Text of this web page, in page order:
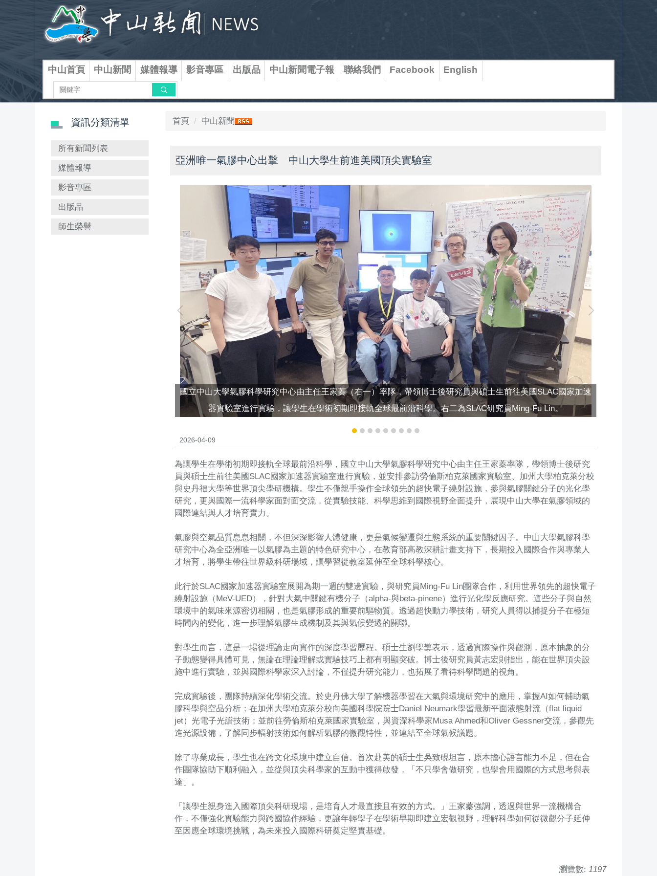
區
中山首頁 中山新聞 媒體報導 影音專區 出版品 中山新聞電子報 聯絡我們 Facebook English
搜尋
資訊分類清單
所有新聞列表
媒體報導
影音專區
出版品
師生榮譽
首頁 中山新聞
亞洲唯一氣膠中心出擊 中山大學生前進美國頂尖實驗室
國立中山大學氣膠科學研究中心由主任王家蓁（右一）率隊，帶領博士後研究員與碩士生前往美國SLAC國家加速
器實驗室進行實驗，讓學生在學術初期即接軌全球最前沿科學。右二為SLAC研究員Ming-Fu Lin。
2026-04-09
為讓學生在學術初期即接軌全球最前沿科學，國立中山大學氣膠科學研究中心由主任王家蓁率隊，帶領博士後研究
員與碩士生前往美國SLAC國家加速器實驗室進行實驗，並安排參訪勞倫斯柏克萊國家實驗室、加州大學柏克萊分校
與史丹福大學等世界頂尖學研機構。學生不僅親手操作全球領先的超快電子繞射設施，參與氣膠關鍵分子的光化學
研究，更與國際一流科學家面對面交流，從實驗技能、科學思維到國際視野全面提升，展現中山大學在氣膠領域的
國際連結與人才培育實力。
氣膠與空氣品質息息相關，不但深深影響人體健康，更是氣候變遷與生態系統的重要關鍵因子。中山大學氣膠科學
研究中心為全亞洲唯一以氣膠為主題的特色研究中心，在教育部高教深耕計畫支持下，長期投入國際合作與專業人
才培育，將學生帶往世界級科研場域，讓學習從教室延伸至全球科學核心。
此行於SLAC國家加速器實驗室展開為期一週的雙邊實驗，與研究員Ming-Fu Lin團隊合作，利用世界領先的超快電子
繞射設施（MeV-UED），針對大氣中關鍵有機分子（alpha-與beta-pinene）進行光化學反應研究。這些分子與自然
環境中的氣味來源密切相關，也是氣膠形成的重要前驅物質。透過超快動力學技術，研究人員得以捕捉分子在極短
時間內的變化，進一步理解氣膠生成機制及其與氣候變遷的關聯。
對學生而言，這是一場從理論走向實作的深度學習歷程。碩士生劉學檠表示，透過實際操作與觀測，原本抽象的分
子動態變得具體可見，無論在理論理解或實驗技巧上都有明顯突破。博士後研究員黃志宏則指出，能在世界頂尖設
施中進行實驗，並與國際科學家深入討論，不僅提升研究能力，也拓展了看待科學問題的視角。
完成實驗後，團隊持續深化學術交流。於史丹佛大學了解機器學習在大氣與環境研究中的應用，掌握AI如何輔助氣
膠科學與空品分析；在加州大學柏克萊分校向美國科學院院士Daniel Neumark學習最新平面液態射流（flat liquid
jet）光電子光譜技術；並前往勞倫斯柏克萊國家實驗室，與資深科學家Musa Ahmed和Oliver Gessner交流，參觀先
進光源設備，了解同步輻射技術如何解析氣膠的微觀特性，並連結至全球氣候議題。
除了專業成長，學生也在跨文化環境中建立自信。首次赴美的碩士生吳致硯坦言，原本擔心語言能力不足，但在合
作團隊協助下順利融入，並從與頂尖科學家的互動中獲得啟發，「不只學會做研究，也學會用國際的方式思考與表
達」。
「讓學生親身進入國際頂尖科研現場，是培育人才最直接且有效的方式。」王家蓁強調，透過與世界一流機構合
作，不僅強化實驗能力與跨國協作經驗，更讓年輕學子在學術早期即建立宏觀視野，理解科學如何從微觀分子延伸
至因應全球環境挑戰，為未來投入國際科研奠定堅實基礎。
瀏覽數: 1197